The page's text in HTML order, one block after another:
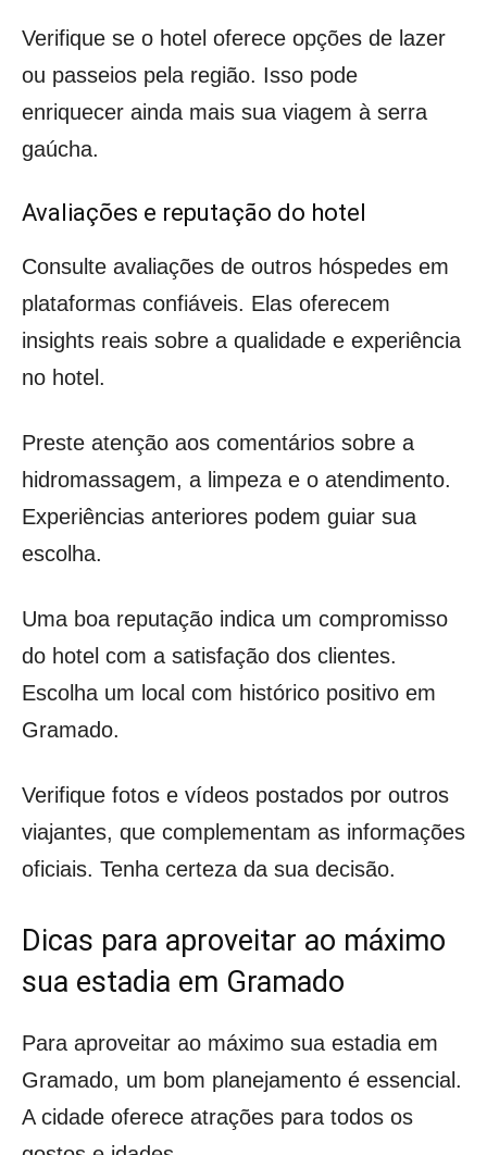
Verifique se o hotel oferece opções de lazer
ou passeios pela região. Isso pode
enriquecer ainda mais sua viagem à serra
gaúcha.
Avaliações e reputação do hotel
Consulte avaliações de outros hóspedes em
plataformas confiáveis. Elas oferecem
insights reais sobre a qualidade e experiência
no hotel.
Preste atenção aos comentários sobre a
hidromassagem, a limpeza e o atendimento.
Experiências anteriores podem guiar sua
escolha.
Uma boa reputação indica um compromisso
do hotel com a satisfação dos clientes.
Escolha um local com histórico positivo em
Gramado.
Verifique fotos e vídeos postados por outros
viajantes, que complementam as informações
oficiais. Tenha certeza da sua decisão.
Dicas para aproveitar ao máximo
sua estadia em Gramado
Para aproveitar ao máximo sua estadia em
Gramado, um bom planejamento é essencial.
A cidade oferece atrações para todos os